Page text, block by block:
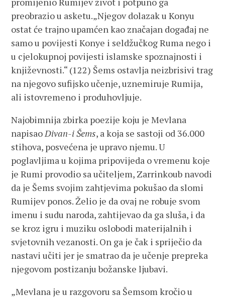
preobrazio u asketu.„Njegov dolazak u Konyu
ostat će trajno upamćen kao značajan događaj ne
samo u povijesti Konye i seldžučkog Ruma nego i
u cjelokupnoj povijesti islamske spoznajnosti i
književnosti.“ (122) Šems ostavlja neizbrisivi trag
na njegovo sufijsko učenje, uznemiruje Rumija,
ali istovremeno i produhovljuje.
Najobimnija zbirka poezije koju je Mevlana
napisaoDivan-i Šems, a koja se sastoji od 36.000
stihova, posvećena je upravo njemu. U
poglavljima u kojima pripovijeda o vremenu koje
je Rumi provodio sa učiteljem, Zarrinkoub navodi
da je Šems svojim zahtjevima pokušao da slomi
Rumijev ponos. Želio je da ovaj ne robuje svom
imenu i sudu naroda, zahtijevao da ga sluša, i da
se kroz igru i muziku oslobodi materijalnih i
svjetovnih vezanosti. On ga je čak i spriječio da
nastavi učiti jer je smatrao da je učenje prepreka
njegovom postizanju božanske ljubavi.
„Mevlana je u razgovoru sa Šemsom kročio u